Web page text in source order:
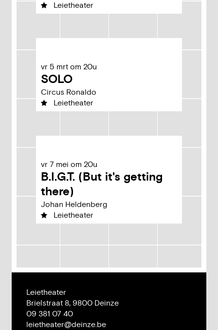
Leietheater
vr 5 mrt om 20u
SOLO
Circus Ronaldo
Leietheater
vr 7 mei om 20u
B.I.G.T. (But it's getting
there)
Johan Heldenberg
Leietheater
Leietheater
Adres
Brielstraat 8, 9800 Deinze
Tel.
09 381 07 40
E-
leietheater@deinze.be